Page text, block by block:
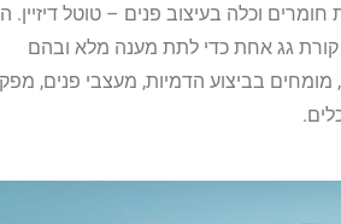
חומרים וכלה בעיצוב פנים – טוטל
גג אחת כדי לתת מענה מלא ובהם
מומחים בביצוע הדמיות, מעצבי פנים,